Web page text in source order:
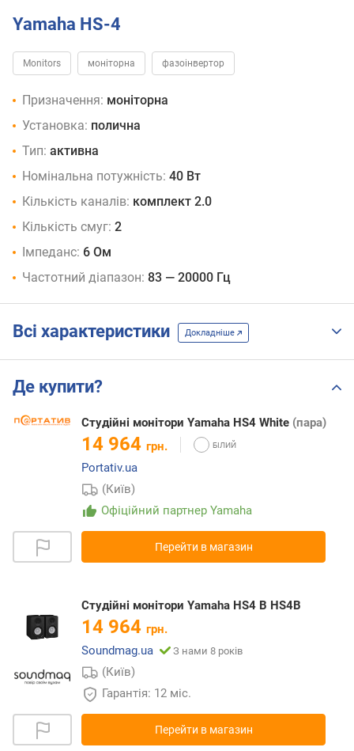
Yamaha HS-4
Monitors моніторна фазоінвертор
Призначення: моніторна
Установка: полична
Тип: активна
Номінальна потужність: 40 Вт
Кількість каналів: комплект 2.0
Кількість смуг: 2
Імпеданс: 6 Ом
Частотний діапазон: 83 — 20000 Гц
Всі характеристики Докладніше
Де купити?
Студійні монітори Yamaha HS4 White (пара)
14 964 грн.
Portativ.ua
(Київ)
Офіційний партнер Yamaha
Перейти в магазин
Студійні монітори Yamaha HS4 B HS4B
14 964 грн.
Soundmag.ua
З нами 8 років
(Київ)
Гарантія: 12 міс.
Перейти в магазин